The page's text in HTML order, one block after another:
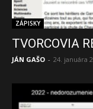
ZÁPISKY
TVORCOVIA
JÁN GAŠO - 24. januára